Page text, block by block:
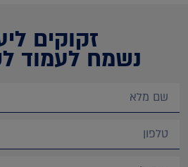
זקוקים
נשמח לעמוד